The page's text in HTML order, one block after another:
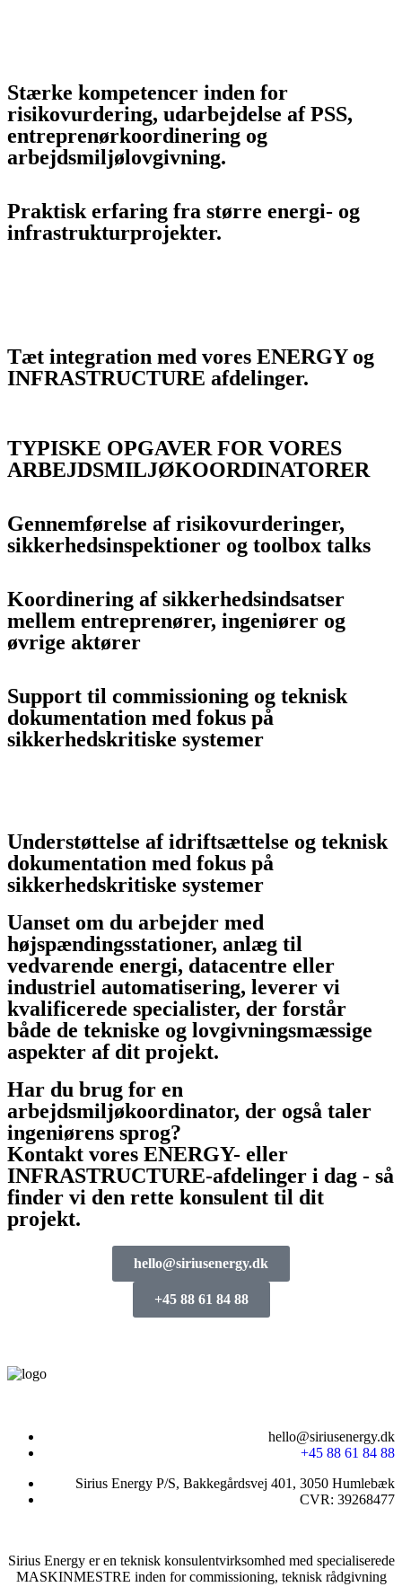
Stærke kompetencer inden for
risikovurdering, udarbejdelse af PSS,
entreprenørkoordinering og
arbejdsmiljølovgivning.
Praktisk erfaring fra større energi- og
infrastrukturprojekter.
Tæt integration med vores ENERGY og
INFRASTRUCTURE afdelinger.
TYPISKE OPGAVER FOR VORES
ARBEJDSMILJØKOORDINATORER
Gennemførelse af risikovurderinger,
sikkerhedsinspektioner og toolbox talks
Koordinering af sikkerhedsindsatser
mellem entreprenører, ingeniører og
øvrige aktører
Support til commissioning og teknisk
dokumentation med fokus på
sikkerhedskritiske systemer
Understøttelse af idriftsættelse og teknisk
dokumentation med fokus på
sikkerhedskritiske systemer
Uanset om du arbejder med
højspændingsstationer, anlæg til
vedvarende energi, datacentre eller
industriel automatisering, leverer vi
kvalificerede specialister, der forstår
både de tekniske og lovgivningsmæssige
aspekter af dit projekt.
Har du brug for en
arbejdsmiljøkoordinator, der også taler
ingeniørens sprog?
Kontakt vores ENERGY- eller
INFRASTRUCTURE-afdelinger i dag - så
finder vi den rette konsulent til dit
projekt.
hello@siriusenergy.dk
+45 88 61 84 88
hello@siriusenergy.dk
+45 88 61 84 88
Sirius Energy P/S, Bakkegårdsvej 401, 3050 Humlebæk
CVR: 39268477
Sirius Energy er en teknisk konsulentvirksomhed med specialiserede
MASKINMESTRE inden for commissioning, teknisk rådgivning